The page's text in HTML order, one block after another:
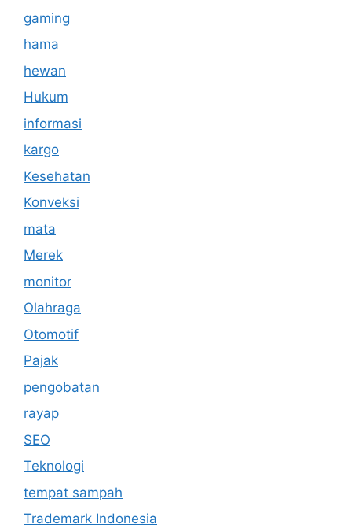
gaming
hama
hewan
Hukum
informasi
kargo
Kesehatan
Konveksi
mata
Merek
monitor
Olahraga
Otomotif
Pajak
pengobatan
rayap
SEO
Teknologi
tempat sampah
Trademark Indonesia